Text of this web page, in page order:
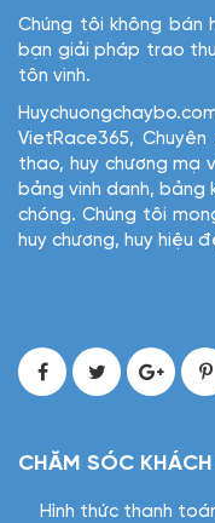
Chúng tôi không bán
bạn giải pháp trao
tôn vinh.
VietRace365,
thao, huy chương mạ
bảng vinh danh, bảng
chóng. Chúng tôi
huy chương, huy hiệu
CHĂM SÓC
Hình thức thanh